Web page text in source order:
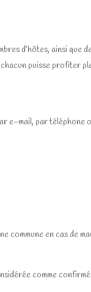
d’hôtes, ainsi que
puisse profiter
e-mail, par téléphone
commune en cas de
comme